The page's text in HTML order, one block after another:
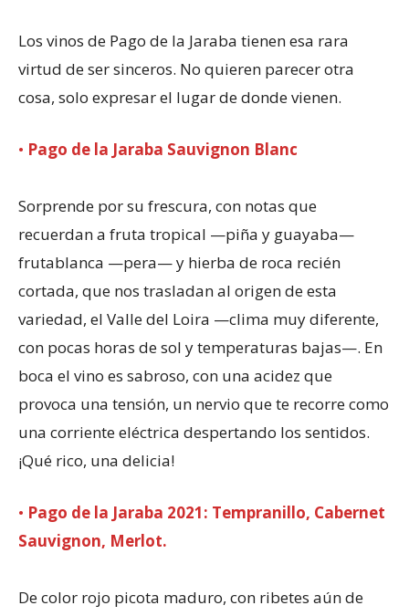
Los vinos de Pago de la Jaraba tienen esa rara
virtud de ser sinceros. No quieren parecer otra
cosa, solo expresar el lugar de donde vienen.
• Pago de la Jaraba Sauvignon Blanc
Sorprende por su frescura, con notas que
recuerdan a fruta tropical —piña y guayaba—
frutablanca —pera— y hierba de roca recién
cortada, que nos trasladan al origen de esta
variedad, el Valle del Loira —clima muy diferente,
con pocas horas de sol y temperaturas bajas—. En
boca el vino es sabroso, con una acidez que
provoca una tensión, un nervio que te recorre como
una corriente eléctrica despertando los sentidos.
¡Qué rico, una delicia!
• Pago de la Jaraba 2021: Tempranillo, Cabernet
Sauvignon, Merlot.
De color rojo picota maduro, con ribetes aún de